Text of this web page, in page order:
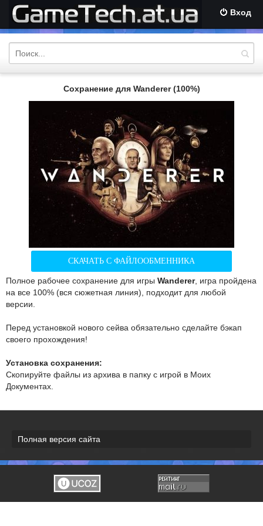
Вход
Сохранение для Wanderer (100%)
СКАЧАТЬ С ФАЙЛООБМЕННИКА
Полное рабочее сохранение для игры Wanderer, игра пройдена
на все 100% (вся сюжетная линия), подходит для любой
версии.
Перед установкой нового сейва обязательно сделайте бэкап
своего прохождения!
Установка сохранения:
Скопируйте файлы из архива в папку с игрой в Моих
Документах.
Полная версия сайта